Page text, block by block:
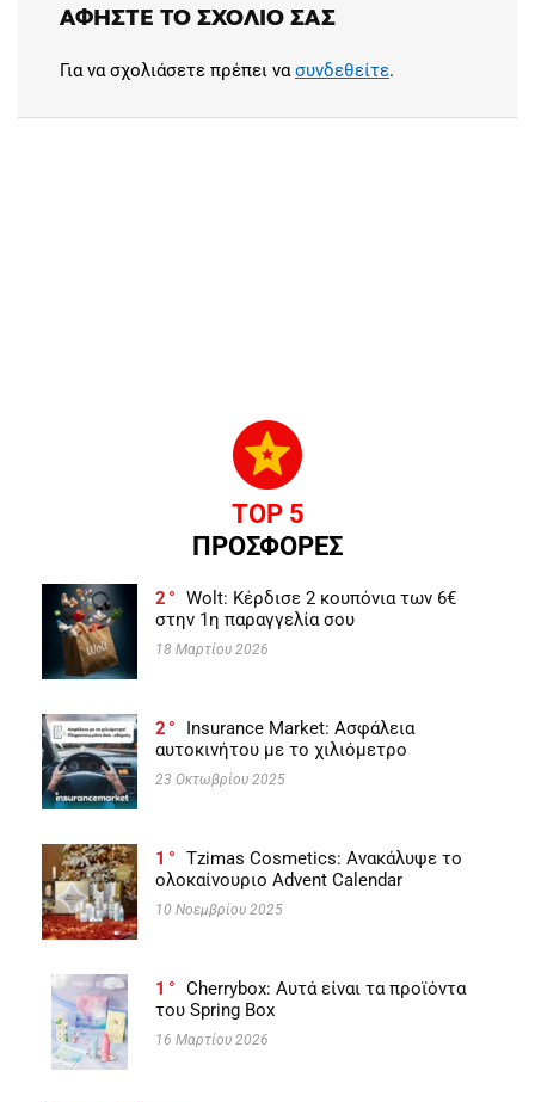
ΑΦΉΣΤΕ ΤΟ ΣΧΌΛΙΟ ΣΑΣ
Για να σχολιάσετε πρέπει νασυνδεθείτε.
TOP 5
ΠΡΟΣΦΟΡΕΣ
2
Wolt: Κέρδισε 2 κουπόνια των 6€
στην 1η παραγγελία σου
18 Μαρτίου 2026
2
Insurance Market: Ασφάλεια
αυτοκινήτου με το χιλιόμετρο
23 Οκτωβρίου 2025
1
Tzimas Cosmetics: Ανακάλυψε το
ολοκαίνουριο Advent Calendar
10 Νοεμβρίου 2025
1
Cherrybox: Αυτά είναι τα προϊόντα
του Spring Box
16 Μαρτίου 2026